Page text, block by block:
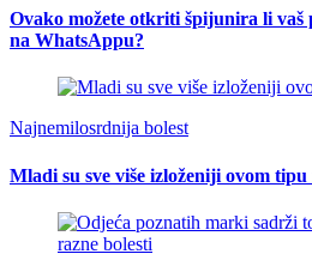
Ovako možete otkriti špijunira li vaš
na WhatsAppu?
Najnemilosrdnija bolest
Mladi su sve više izloženiji ovom